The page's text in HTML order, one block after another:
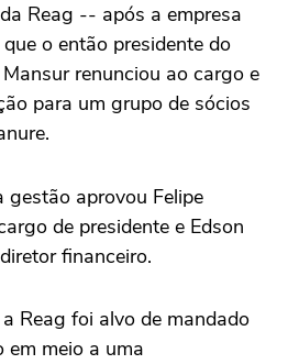
Reag -- após a empresa
o então presidente do
renunciou ao cargo e
para um grupo de sócios
aprovou Felipe
de presidente e Edson
financeiro.
Reag foi alvo de mandado
em meio a uma